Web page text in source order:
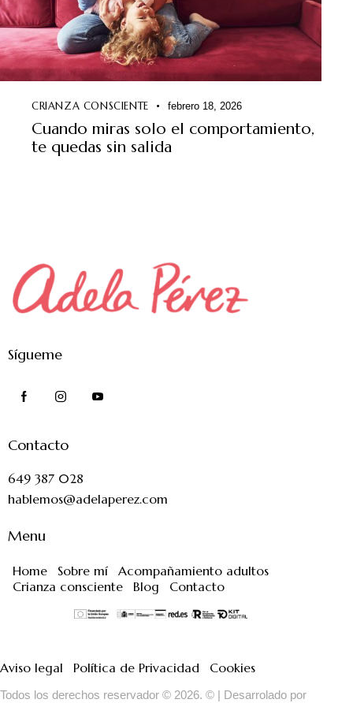
CRIANZA CONSCIENTE febrero 18, 2026
Cuando miras solo el comportamiento,
te quedas sin salida
Sígueme
Contacto
649 387 028
hablemos@adelaperez.com
Menu
Home Sobre mí
Acompañamiento adultos
Crianza consciente
Blog Contacto
Aviso legal Política de Privacidad Cookies
Todos los derechos reservador © 2026. © | Desarrolado por